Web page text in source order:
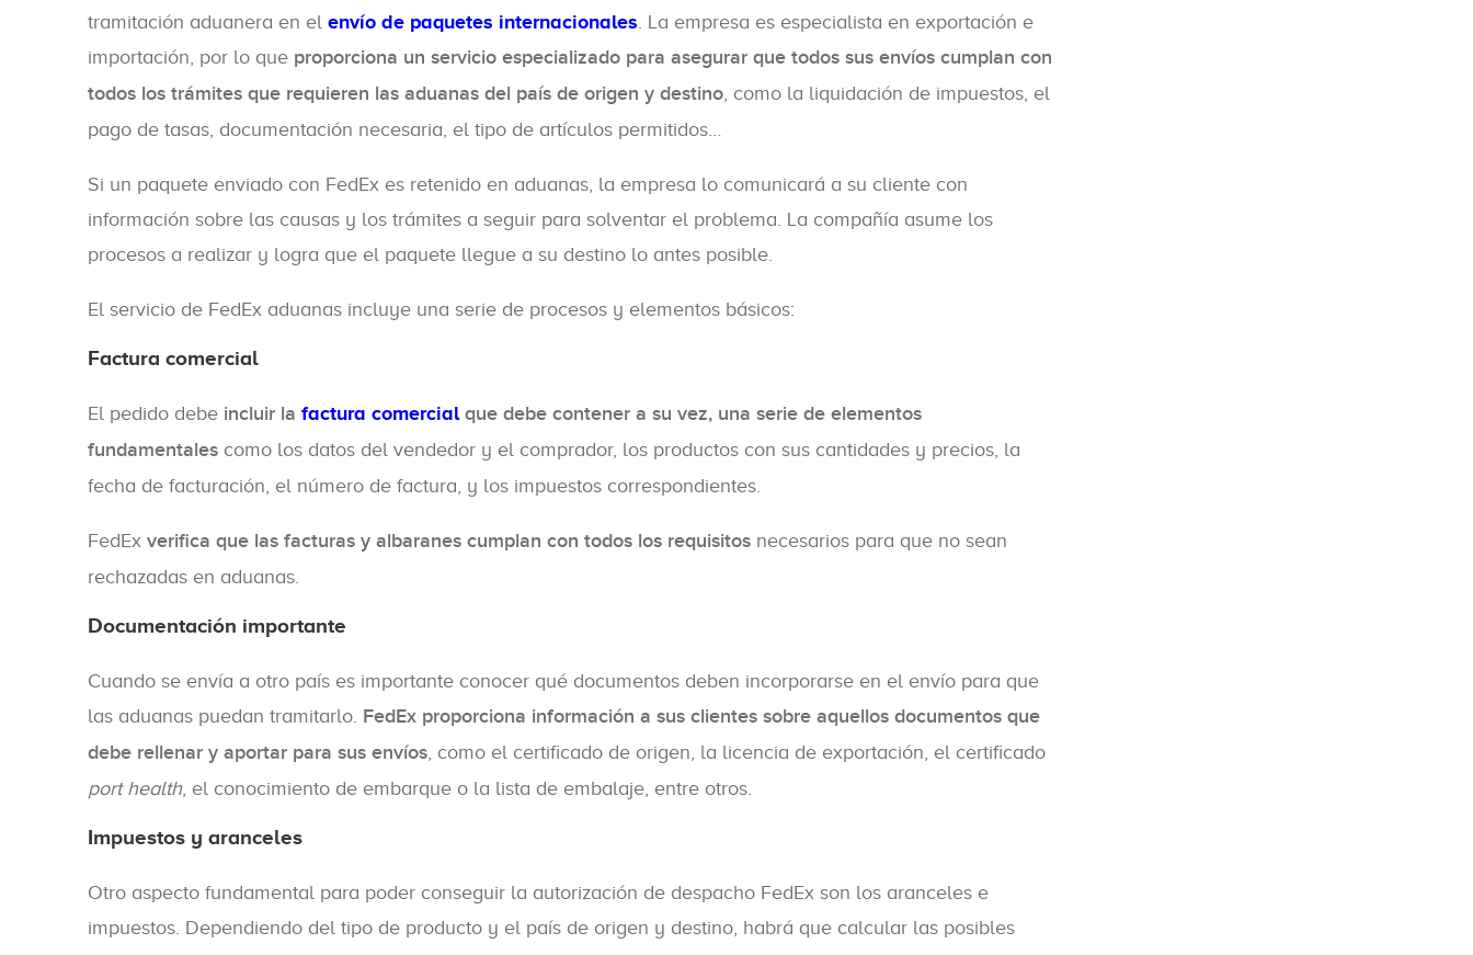
tramitación aduanera en el envío de paquetes internacionales. La empresa es especialista en exportación e
importación, por lo que proporciona un servicio especializado para asegurar que todos sus envíos cumplan con
todos los trámites que requieren las aduanas del país de origen y destino, como la liquidación de impuestos, el
pago de tasas, documentación necesaria, el tipo de artículos permitidos…
Si un paquete enviado con FedEx es retenido en aduanas, la empresa lo comunicará a su cliente con
información sobre las causas y los trámites a seguir para solventar el problema. La compañía asume los
procesos a realizar y logra que el paquete llegue a su destino lo antes posible.
El servicio de FedEx aduanas incluye una serie de procesos y elementos básicos:
Factura comercial
El pedido debe incluir la factura comercialque debe contener a su vez, una serie de elementos
fundamentales como los datos del vendedor y el comprador, los productos con sus cantidades y precios, la
fecha de facturación, el número de factura, y los impuestos correspondientes.
FedEx verifica que las facturas y albaranes cumplan con todos los requisitos necesarios para que no sean
rechazadas en aduanas.
Documentación importante
Cuando se envía a otro país es importante conocer qué documentos deben incorporarse en el envío para que
las aduanas puedan tramitarlo. FedEx proporciona información a sus clientes sobre aquellos documentos que
debe rellenar y aportar para sus envíos, como el certificado de origen, la licencia de exportación, el certificado
port health, el conocimiento de embarque o la lista de embalaje, entre otros.
Impuestos y aranceles
Otro aspecto fundamental para poder conseguir la autorización de despacho FedEx son los aranceles e
impuestos. Dependiendo del tipo de producto y el país de origen y destino, habrá que calcular las posibles